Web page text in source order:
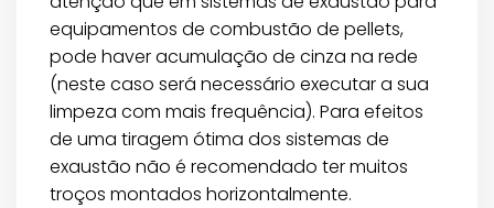
equipamentos de combustão de pellets,
pode haver acumulação de cinza na rede
(neste caso será necessário executar a sua
limpeza com mais frequência). Para efeitos
de uma tiragem ótima dos sistemas de
exaustão não é recomendado ter muitos
troços montados horizontalmente.